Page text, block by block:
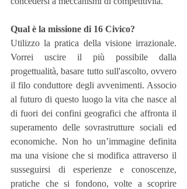
Qual è la missione di 16 Civico?
Utilizzo la pratica della visione irrazionale.
Vorrei uscire il più possibile dalla
progettualità, basare tutto sull'ascolto, ovvero
il filo conduttore degli avvenimenti. Associo
al futuro di questo luogo la vita che nasce al
di fuori dei confini geografici che affronta il
superamento delle sovrastrutture sociali ed
economiche. Non ho un’immagine definita
ma una visione che si modifica attraverso il
susseguirsi di esperienze e conoscenze,
pratiche che si fondono, volte a scoprire